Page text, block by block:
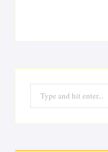
Search
for: